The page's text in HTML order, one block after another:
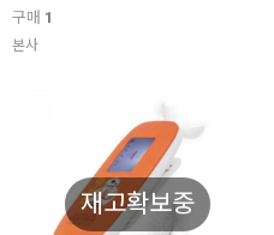
구매 1
본사
재고확보중